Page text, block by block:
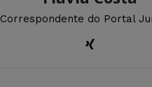
Correspondente do Portal